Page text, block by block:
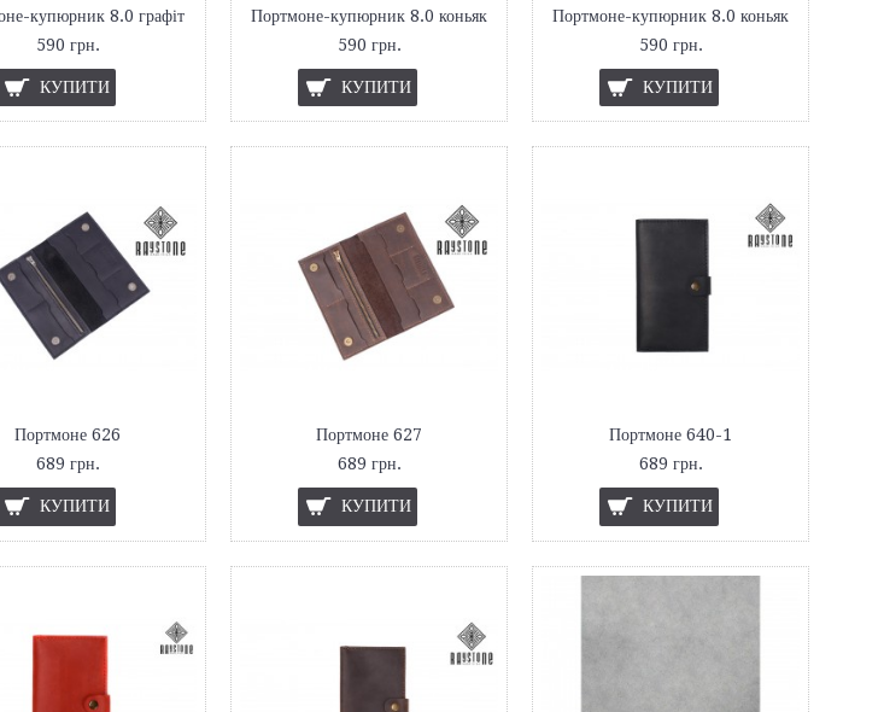
купюрник 8.0 графіт
590 грн.
КУПИТИ
Портмоне-купюрник 8.0 коньяк
590 грн.
КУПИТИ
Портмоне-купюрник 8.0 коньяк
590 грн.
КУПИТИ
Портмоне 626
689 грн.
КУПИТИ
Портмоне 627
689 грн.
КУПИТИ
Портмоне 640-1
689 грн.
КУПИТИ